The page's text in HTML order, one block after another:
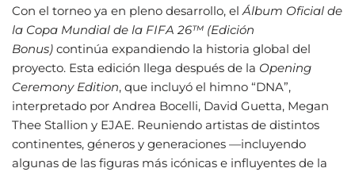
Con el torneo ya en pleno desarrollo, elÁlbum Oficial de
la Copa Mundial de la FIFA 26™ (Edición
Bonus) continúa expandiendo la historia global del
proyecto. Esta edición llega después de la Opening
Ceremony Edition, que incluyó el himno “DNA”,
interpretado por Andrea Bocelli, David Guetta, Megan
Thee Stallion y EJAE. Reuniendo artistas de distintos
continentes, géneros y generaciones —incluyendo
algunas de las figuras más icónicas e influyentes de la